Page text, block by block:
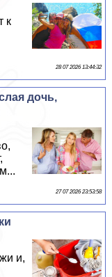
к
28 07 2026 13:44:32
дочь,
27 07 2026 23:53:58
и,